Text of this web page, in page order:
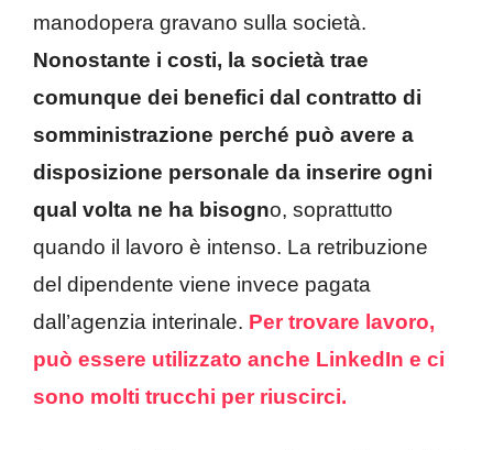
manodopera gravano sulla società.
Nonostante i costi, la società trae
comunque dei benefici dal contratto di
somministrazione perché può avere a
disposizione personale da inserire ogni
qual volta ne ha bisogno, soprattutto
quando il lavoro è intenso. La retribuzione
del dipendente viene invece pagata
dall’agenzia interinale. Per trovare lavoro,
può essere utilizzato anche LinkedIn e ci
sono molti trucchi per riuscirci.